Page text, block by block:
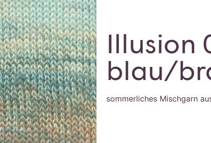
Illusion
blau/
sommerliches Mischgarn